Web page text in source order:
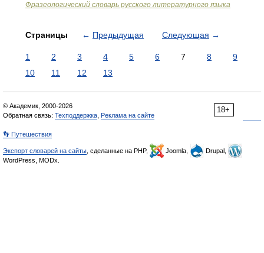
Фразеологический словарь русского литературного языка
Страницы ← Предыдущая Следующая →
1 2 3 4 5 6 7 8
9
10
11 12 13
18+
© Академик, 2000-2026
Обратная связь: Техподдержка Реклама на сайте
👣 Путешествия
Экспорт словарей на сайты , сделанные на PHP, Joomla,
Drupal,
WordPress, MODx.